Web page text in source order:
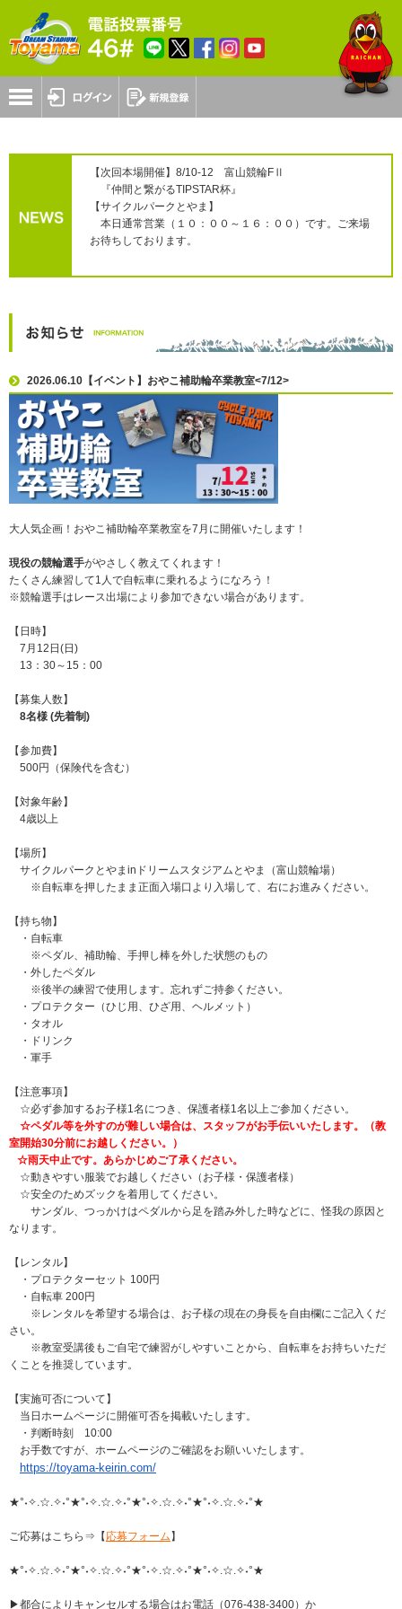
【次回本場開催】8/10-12 富山競輪FⅡ
『仲間と繋がるTIPSTAR杯』
【サイクルパークとやま】
本日通常営業（１０：００～１６：００）です。ご来場
お待ちしております。
2026.06.10【イベント】おやこ補助輪卒業教室<7/12>
大人気企画！おやこ補助輪卒業教室を7月に開催いたします！
現役の競輪選手がやさしく教えてくれます！
たくさん練習して1人で自転車に乗れるようになろう！
※競輪選手はレース出場により参加できない場合があります。
【日時】
7月12日(日)
13：30～15：00
【募集人数】
8名様 (先着制)
【参加費】
500円（保険代を含む）
【対象年齢】
4歳以上
【場所】
サイクルパークとやまinドリームスタジアムとやま（富山競輪場）
※自転車を押したまま正面入場口より入場して、右にお進みください。
【持ち物】
・自転車
※ペダル、補助輪、手押し棒を外した状態のもの
・外したペダル
※後半の練習で使用します。忘れずご持参ください。
・プロテクター（ひじ用、ひざ用、ヘルメット）
・タオル
・ドリンク
・軍手
【注意事項】
☆必ず参加するお子様1名につき、保護者様1名以上ご参加ください。
☆ペダル等を外すのが難しい場合は、スタッフがお手伝いいたします。（教
室開始30分前にお越しください。）
☆雨天中止です。あらかじめご了承ください。
☆動きやすい服装でお越しください（お子様・保護者様）
☆安全のためズックを着用してください。
サンダル、つっかけはペダルから足を踏み外した時などに、怪我の原因と
なります。
【レンタル】
・プロテクターセット 100円
・自転車 200円
※レンタルを希望する場合は、お子様の現在の身長を自由欄にご記入くだ
さい。
※教室受講後もご自宅で練習がしやすいことから、自転車をお持ちいただ
くことを推奨しています。
【実施可否について】
当日ホームページに開催可否を掲載いたします。
・判断時刻 10:00
お手数ですが、ホームページのご確認をお願いいたします。
https://toyama-keirin.com/
★°˖✧.☆.✧˖°★°˖✧.☆.✧˖°★°˖✧.☆.✧˖°★°˖✧.☆.✧˖°★
ご応募はこちら⇒【 応募フォーム 】
​★°˖✧.☆.✧˖°★°˖✧.☆.✧˖°★°˖✧.☆.✧˖°★°˖✧.☆.✧˖°★
▶都合によりキャンセルする場合はお電話（076-438-3400）か